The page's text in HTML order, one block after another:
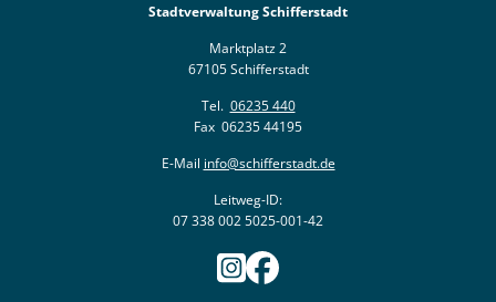
Stadtverwaltung Schifferstadt
Marktplatz 2
67105 Schifferstadt
Tel. 06235 440
Fax 06235 44195
E-Mail info@schifferstadt.de
Leitweg-ID:
07 338 002 5025-001-42